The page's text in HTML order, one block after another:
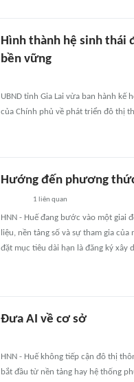
Hình thành hệ sinh thái
bền vững
UBND tỉnh Gia Lai vừa ban hành
của Chính phủ về phát triển đô thị
Hướng đến phương
1 liên quan
HNN - Huế đang bước vào một giai
liệu, nền tảng số và sự tham gia
đặt mục tiêu dài hạn là đăng ký
Đưa AI về cơ sở
HNN - Huế không tiếp cận đô thị
bắt đầu từ nền tảng hay hệ thống